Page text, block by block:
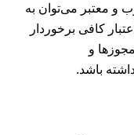
معتبر می‌توان به
کافی برخوردار
و
باشد.